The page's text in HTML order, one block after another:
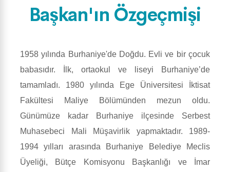
Başkan'ın Özgeçmişi
1958 yılında Burhaniye'de Doğdu. Evli ve bir çocuk
babasıdır. İlk, ortaokul ve liseyi Burhaniye’de
tamamladı. 1980 yılında Ege Üniversitesi İktisat
Fakültesi Maliye Bölümünden mezun oldu.
Günümüze kadar Burhaniye ilçesinde Serbest
Muhasebeci Mali Müşavirlik yapmaktadır. 1989-
1994 yılları arasında Burhaniye Belediye Meclis
Üyeliği, Bütçe Komisyonu Başkanlığı ve İmar